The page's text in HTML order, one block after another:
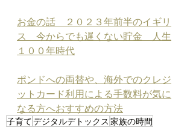
お金の話　２０２３年前半のイギリ
ス　今からでも遅くない貯金　人生
１００年時代
ポンドへの両替や、海外でのクレジ
ットカード利用による手数料が気に
なる方へおすすめの方法
子育てデジタルデトックス 家族の時間